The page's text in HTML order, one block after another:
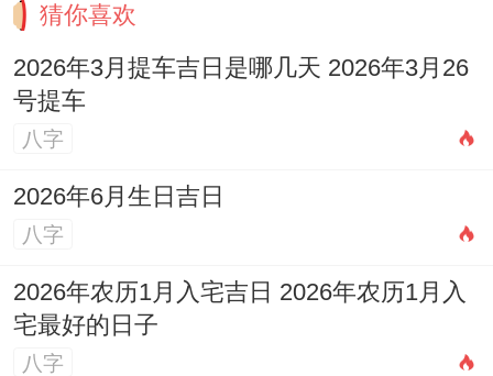
猜你喜欢
2026年3月提车吉日是哪几天 2026年3月26
号提车
八字
2026年6月生日吉日
八字
2026年农历1月入宅吉日 2026年农历1月入
宅最好的日子
八字